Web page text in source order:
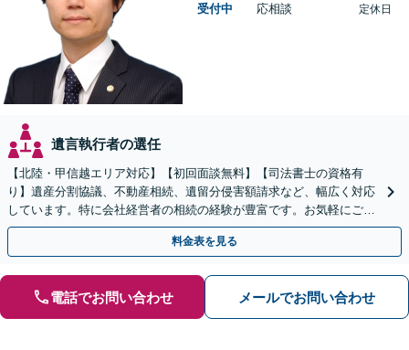
受付中
応相談
定休日
遺言執行者の選任
【北陸・甲信越エリア対応】【初回面談無料】【司法書士の資格有
り】遺産分割協議、不動産相続、遺留分侵害額請求など、幅広く対応
しています。特に会社経営者の相続の経験が豊富です。お気軽にご相
談ください。【休日・夜間面談可】【オンライン面談可】
料金表を見る
電話でお問い合わせ メールでお問い合わせ